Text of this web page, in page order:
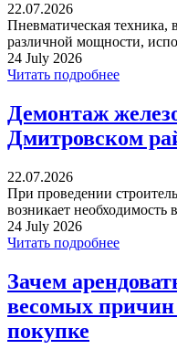
22.07.2026
Пневматическая техника,
различной мощности,
24 July 2026
Читать подробнее
Демонтаж
Дмитровском
22.07.2026
При проведении
возникает необходимость
24 July 2026
Читать подробнее
Зачем
весомых причин
покупке